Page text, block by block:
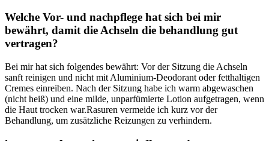
Welche Vor-​ und nachpflege hat sich bei mir
bewährt, ⁤damit die Achseln die behandlung gut
vertragen?
Bei mir​ hat sich folgendes bewährt: Vor‌ der Sitzung die⁣ Achseln
sanft reinigen‍ und⁣ nicht mit ⁤Aluminium-Deodorant oder fetthaltigen⁤
Cremes einreiben. Nach ​der Sitzung ‌habe ich warm​ abgewaschen⁣
(nicht heiß) und eine milde, unparfümierte‍ Lotion aufgetragen,⁢ wenn
die Haut trocken war.Rasuren vermeide ​ich‍ kurz⁢ vor der​
Behandlung, um⁢ zusätzliche ‌Reizungen zu verhindern.